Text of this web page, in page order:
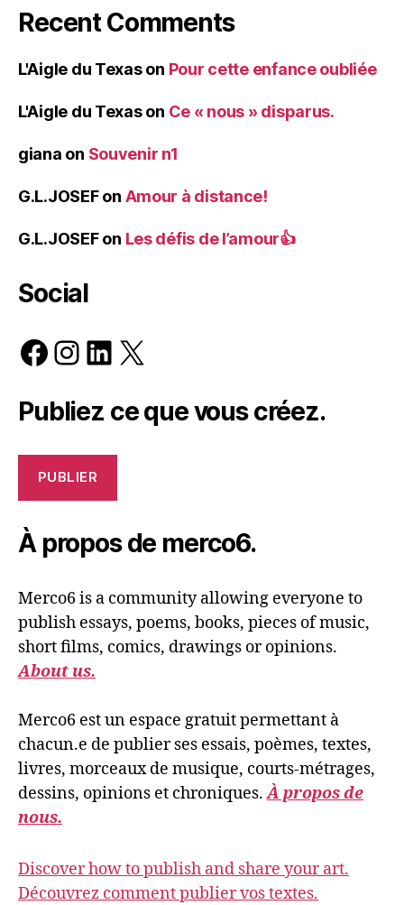
Recent Comments
L'Aigle du Texason Pour cette enfance oubliée
L'Aigle du Texason Ce « nous » disparus.
giana on Souvenir n1
G.L.JOSEFon Amour à distance!
G.L.JOSEFon Les défis de l’amour👍
Social
Facebook
Instagram
LinkedIn
X
Publiez ce que vous créez.
PUBLIER
À propos de merco6.
Merco6 is a community allowing everyone to
publish essays, poems, books, pieces of music,
short films, comics, drawings or opinions.
About us.
Merco6 est un espace gratuit permettant à
chacun.e de publier ses essais, poèmes, textes,
livres, morceaux de musique, courts-métrages,
dessins, opinions et chroniques.À propos de
nous.
Discover how to publish and share your art.
Découvrez comment publier vos textes.